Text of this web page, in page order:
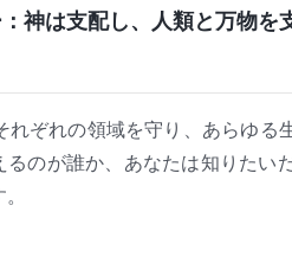
神は支配し、人類と万物を
ぞれの領域を守り、あらゆる
のが誰か、あなたは知りたい